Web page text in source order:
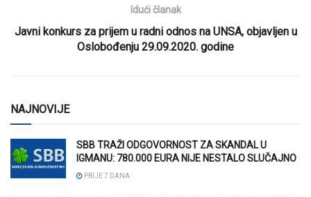
Idući članak
Javni konkurs za prijem u radni odnos na UNSA, objavljen u
Oslobođenju 29.09.2020. godine
NAJNOVIJE
SBB TRAŽI ODGOVORNOST ZA SKANDAL U
IGMANU: 780.000 EURA NIJE NESTALO SLUČAJNO
PRIJE 7 DANA